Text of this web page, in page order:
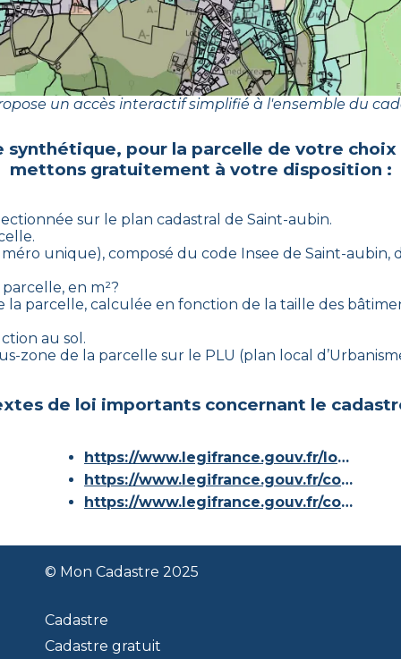
un accès interactif simplifié à l'ensemble du
synthétique, pour la parcelle de votre
mettons gratuitement à votre disposition :
sur le plan cadastral de Saint-aubin.
unique), composé du code Insee de Saint-aubin,
en m²?
la parcelle, calculée en fonction de la taille des
au sol.
zone de la parcelle sur le PLU (plan local
de loi importants concernant le
https://www.legifrance.gouv.fr/loda/id/JORFTEXT000000686267/
https://www.legifrance.gouv.fr/codes/article_lc/LEGIARTI000036588629/
https://www.legifrance.gouv.fr/codes/id/LEGISCTA000006180153/
© Mon Cadastre 2025
Cadastre
Cadastre gratuit